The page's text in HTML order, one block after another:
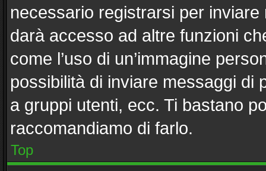
necessario registrarsi per
darà accesso ad altre funzioni
come l’uso di un’immagine
possibilità di inviare messaggi di
a gruppi utenti, ecc. Ti bastano
raccomandiamo di farlo.
Top